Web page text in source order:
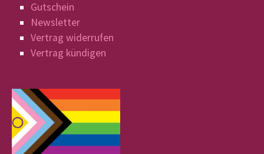
Gutschein
Newsletter
Vertrag widerrufen
Vertrag kündigen